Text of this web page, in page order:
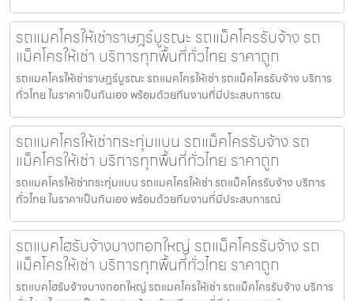
รถแมคโครให้เช่าราษฎร์บูรณะ รถแม็คโครรับจ้าง รถ
แม็คโครให้เช่า บริการทุกพื้นที่ทั่วไทย ราคาถูก
รถแมคโครให้เช่าราษฎร์บูรณะ รถแมคโครให้เช่า รถแม็คโครรับจ้าง บริการ
ทั่วไทย ในราคาเป็นกันเอง พร้อมด้วยทีมงานที่มีประสบการณ
รถแมคโครให้เช่ากระทุ่มแบน รถแม็คโครรับจ้าง รถ
แม็คโครให้เช่า บริการทุกพื้นที่ทั่วไทย ราคาถูก
รถแมคโครให้เช่ากระทุ่มแบน รถแมคโครให้เช่า รถแม็คโครรับจ้าง บริการ
ทั่วไทย ในราคาเป็นกันเอง พร้อมด้วยทีมงานที่มีประสบการณ์
รถแบคโฮรับจ้างบางกอกใหญ่ รถแม็คโครรับจ้าง รถ
แม็คโครให้เช่า บริการทุกพื้นที่ทั่วไทย ราคาถูก
รถแบคโฮรับจ้างบางกอกใหญ่ รถแมคโครให้เช่า รถแม็คโครรับจ้าง บริการ